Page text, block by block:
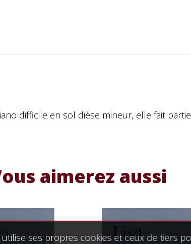
difficile en sol dièse mineur, elle fait
aimerez aussi
utilise ses propres cookies et ceux de tiers